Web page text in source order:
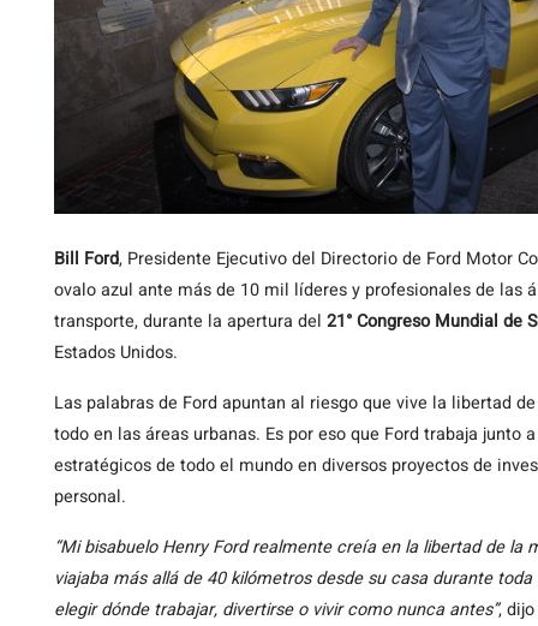
Bill Ford, Presidente Ejecutivo del Directorio de Ford Motor
ovalo azul ante más de 10 mil líderes y profesionales de las
transporte, durante la apertura del 21° Congreso Mundial de
Estados Unidos.
Las palabras de Ford apuntan al riesgo que vive la libertad
todo en las áreas urbanas. Es por eso que Ford trabaja junto
estratégicos de todo el mundo en diversos proyectos de
personal.
“Mi bisabuelo Henry Ford realmente creía en la libertad de
viajaba más allá de 40 kilómetros desde su casa durante
elegir dónde trabajar, divertirse o vivir como nunca antes”,